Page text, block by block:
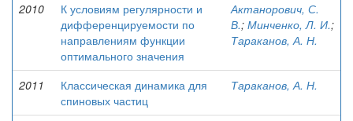
2010
К условиям регулярности и
дифференцируемости по
направлениям функции
оптимального значения
Актанорович, С.
В.; Минченко, Л. И.;
Тараканов, А. Н.
2011
Классическая динамика для
спиновых частиц
Тараканов, А. Н.